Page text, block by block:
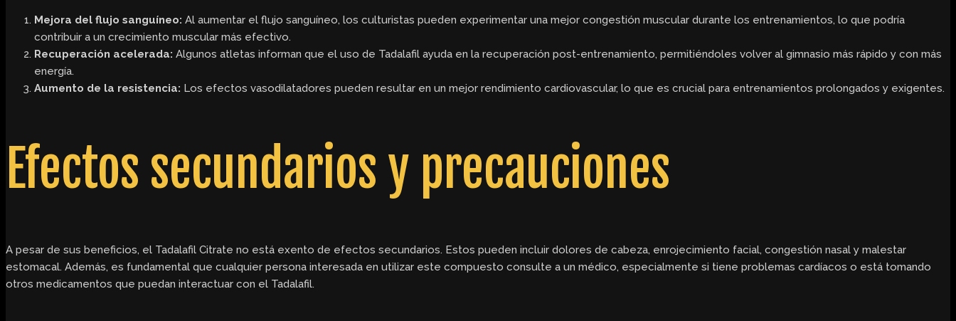
Mejora del flujo sanguíneo: Al aumentar el flujo sanguíneo, los culturistas pueden experimentar una mejor congestión muscular durante los entrenamientos, lo que podría
contribuir a un crecimiento muscular más efectivo.
Recuperación acelerada: Algunos atletas informan que el uso de Tadalafil ayuda en la recuperación post-entrenamiento, permitiéndoles volver al gimnasio más rápido y con más
energía.
Aumento de la resistencia: Los efectos vasodilatadores pueden resultar en un mejor rendimiento cardiovascular, lo que es crucial para entrenamientos prolongados y exigentes.
Efectos secundarios y precauciones
A pesar de sus beneficios, el Tadalafil Citrate no está exento de efectos secundarios. Estos pueden incluir dolores de cabeza, enrojecimiento facial, congestión nasal y malestar
estomacal. Además, es fundamental que cualquier persona interesada en utilizar este compuesto consulte a un médico, especialmente si tiene problemas cardíacos o está tomando
otros medicamentos que puedan interactuar con el Tadalafil.